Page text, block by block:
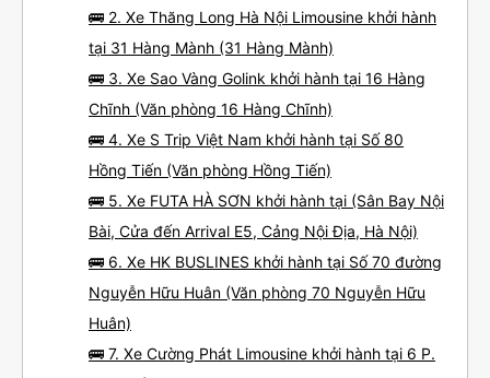
🚌 2. Xe Thăng Long Hà Nội Limousine khởi hành
tại 31 Hàng Mành (31 Hàng Mành)
🚌 3. Xe Sao Vàng Golink khởi hành tại 16 Hàng
Chĩnh (Văn phòng 16 Hàng Chĩnh)
🚌 4. Xe S Trip Việt Nam khởi hành tại Số 80
Hồng Tiến (Văn phòng Hồng Tiến)
🚌 5. Xe FUTA HÀ SƠN khởi hành tại (Sân Bay Nội
Bài, Cửa đến Arrival E5, Cảng Nội Địa, Hà Nội)
🚌 6. Xe HK BUSLINES khởi hành tại Số 70 đường
Nguyễn Hữu Huân (Văn phòng 70 Nguyễn Hữu
Huân)
🚌 7. Xe Cường Phát Limousine khởi hành tại 6 P.